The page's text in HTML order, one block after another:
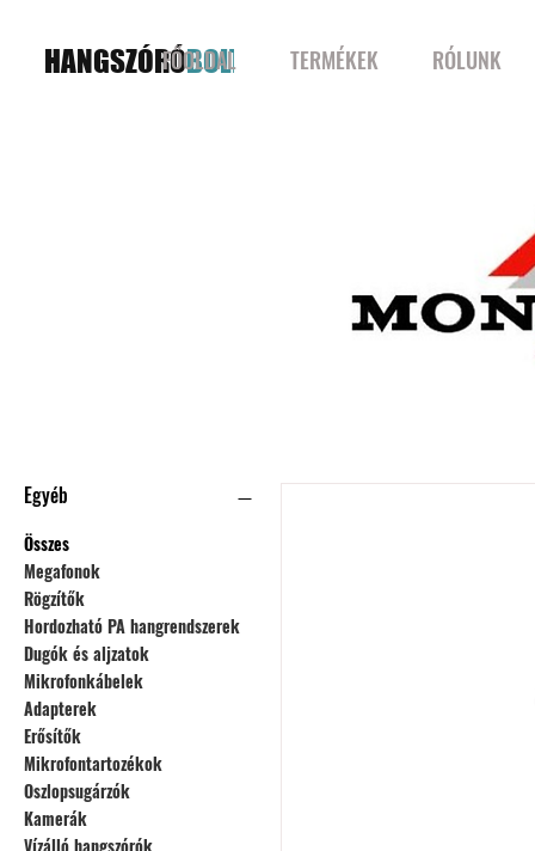
HANGSZÓRÓBOLT
FŐOLDAL TERMÉKEK RÓLUNK
Egyéb
Összes
Megafonok
Rögzítők
Hordozható PA hangrendszerek
Dugók és aljzatok
Mikrofonkábelek
Adapterek
Erősítők
Mikrofontartozékok
Oszlopsugárzók
Kamerák
Vízálló hangszórók